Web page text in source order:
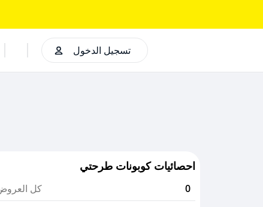
تسجيل الدخول
احصائيات كوبونات طرحتي
كل
0